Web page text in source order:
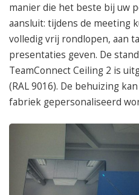
manier die het beste bij uw
aansluit: tijdens de meeting
volledig vrij rondlopen, aan
presentaties geven. De
TeamConnect Ceiling 2 is
(RAL 9016). De behuizing
fabriek gepersonaliseerd